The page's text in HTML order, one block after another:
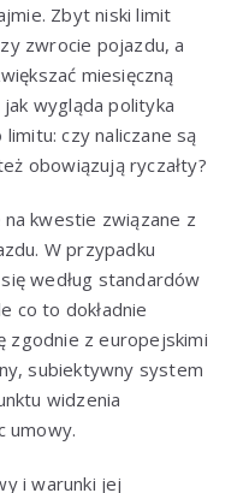
Zbyt niski limit
zwrocie pojazdu, a
miesięczną
wygląda polityka
czy naliczane są
obowiązują ryczałty?
kwestie związane z
W przypadku
według standardów
co to dokładnie
zgodnie z europejskimi
subiektywny system
widzenia
umowy.
i warunki jej